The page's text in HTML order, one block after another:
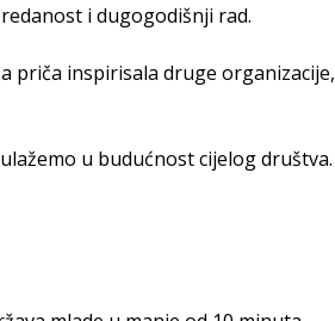
i dugogodišnji rad.
priča inspirisala druge organizacije,
u budućnost cijelog društva.